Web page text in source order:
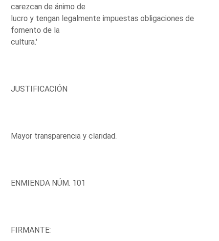
carezcan de ánimo de
lucro y tengan legalmente impuestas obligaciones de
fomento de la
cultura.'
JUSTIFICACIÓN
Mayor transparencia y claridad.
ENMIENDA NÚM. 101
FIRMANTE: